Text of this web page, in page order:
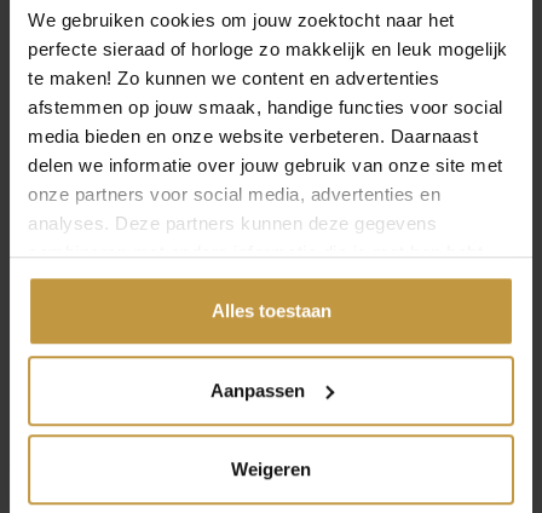
We gebruiken cookies om jouw zoektocht naar het
perfecte sieraad of horloge zo makkelijk en leuk mogelijk
te maken! Zo kunnen we content en advertenties
afstemmen op jouw smaak, handige functies voor social
media bieden en onze website verbeteren. Daarnaast
delen we informatie over jouw gebruik van onze site met
onze partners voor social media, advertenties en
analyses. Deze partners kunnen deze gegevens
combineren met andere informatie die je met hen hebt
gedeeld of die ze hebben verzameld via jouw gebruik van
Alles toestaan
Aanpassen
Weigeren
– Functies: analoog met datum
– Uurwerk: Miyota (2105 )
– Energiebron uurwerk: quartz
-2 jaar fabrieksgarantie
– Levering in originele Prisma watch-box
JuweliersWebshop is officieel dealer en
verkooppunt van PRISMA horloges voor dames en
heren.
Prisma horloges voor dames en heren bij
Juwelierswebshop.nl – GRATIS verzekerde
Specificaties